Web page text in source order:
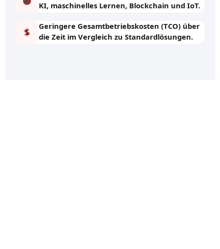
KI, maschinelles Lernen, Blockchain und IoT.
Geringere Gesamtbetriebskosten (TCO) über
die Zeit im Vergleich zu Standardlösungen.